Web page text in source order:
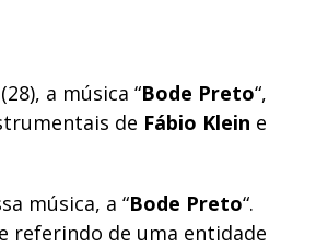
a música “Bode Preto“,
de Fábio Klein e
música, a “Bode Preto“.
referindo de uma entidade